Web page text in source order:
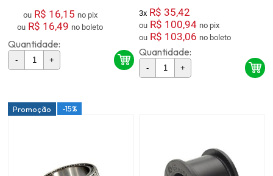
ou R$ 16,15
no pix
ou R$ 16,49 no boleto
Quantidade:
- +
3x R$ 35,42
ou R$ 100,94
no pix
ou R$ 103,06 no boleto
Quantidade:
- +
Promoção -15%